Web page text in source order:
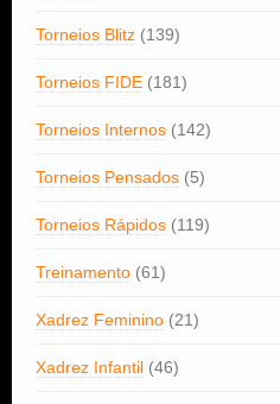
Torneios Blitz (139)
Torneios FIDE (181)
Torneios Internos (142)
Torneios Pensados (5)
Torneios Rápidos (119)
Treinamento (61)
Xadrez Feminino (21)
Xadrez Infantil (46)